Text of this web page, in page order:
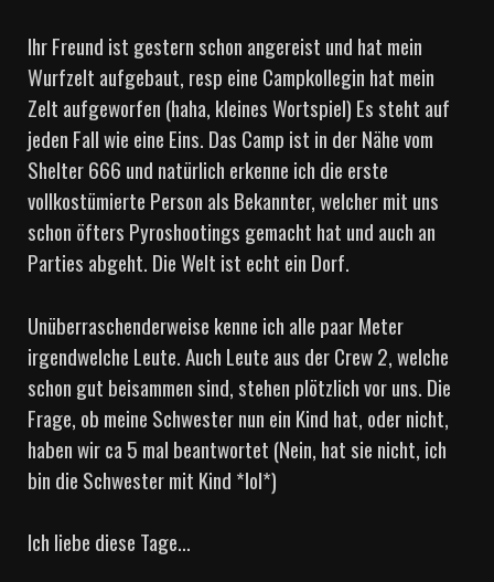
Ihr Freund ist gestern schon angereist und hat mein
Wurfzelt aufgebaut, resp eine Campkollegin hat mein
Zelt aufgeworfen (haha, kleines Wortspiel) Es steht auf
jeden Fall wie eine Eins. Das Camp ist in der Nähe vom
Shelter 666 und natürlich erkenne ich die erste
vollkostümierte Person als Bekannter, welcher mit uns
schon öfters Pyroshootings gemacht hat und auch an
Parties abgeht. Die Welt ist echt ein Dorf.
Unüberraschenderweise kenne ich alle paar Meter
irgendwelche Leute. Auch Leute aus der Crew 2, welche
schon gut beisammen sind, stehen plötzlich vor uns. Die
Frage, ob meine Schwester nun ein Kind hat, oder nicht,
haben wir ca 5 mal beantwortet (Nein, hat sie nicht, ich
bin die Schwester mit Kind *lol*)
Ich liebe diese Tage…